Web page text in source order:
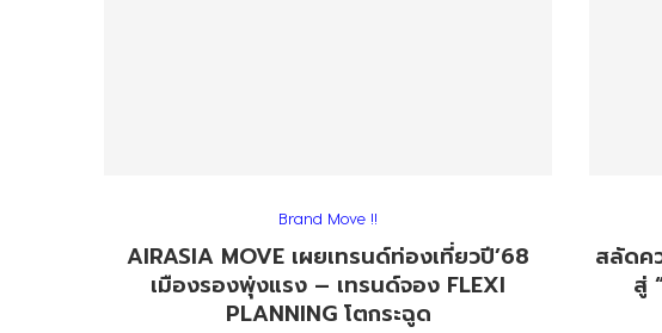
Brand Move !!
AIRASIA MOVE เผยเทรนด์ท่องเที่ยวปี’68
เมืองรองพุ่งแรง – เทรนด์จอง FLEXI
PLANNING โตกระฉูด
สลัดค
สู่